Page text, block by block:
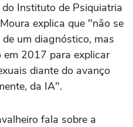
Instituto de Psiquiatria
explica que "não se
um diagnóstico, mas
em 2017 para explicar
diante do avanço
da IA".
fala sobre a